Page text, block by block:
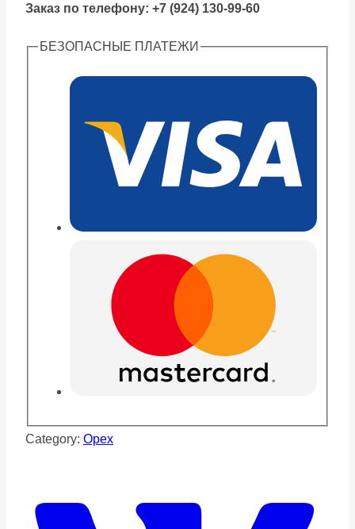
quantity
Заказ по телефону: +7 (924) 130-99-60
БЕЗОПАСНЫЕ ПЛАТЕЖИ
Category: Орех